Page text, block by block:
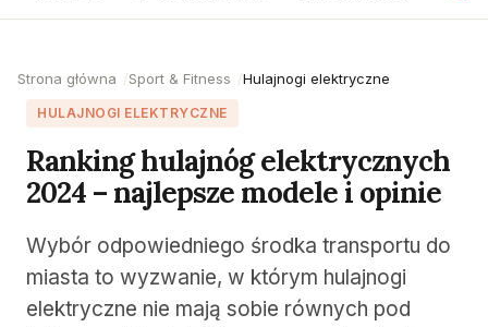
Strona główna Sport & Fitness Hulajnogi elektryczne
HULAJNOGI ELEKTRYCZNE
Ranking hulajnóg elektrycznych
2024 – najlepsze modele i opinie
Wybór odpowiedniego środka transportu do
miasta to wyzwanie, w którym hulajnogi
elektryczne nie mają sobie równych pod